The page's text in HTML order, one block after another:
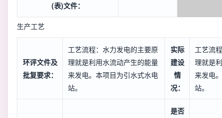
(表)文件：
生产工艺
环评文件及
批复要求：
工艺流程：水力发电的主要原
理就是利用水流动产生的能量
来发电。本项目为引水式水电
站。
实际
建设
情
况：
工艺流
理就是
来发电
站。
是否